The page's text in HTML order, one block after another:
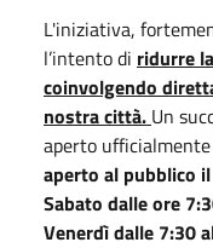
L'iniziativa,
l’intento di ridurre
coinvolgendo
nostra città. Un
aperto
aperto al pubblico
Sabato dalle ore
Venerdì dalle 7:30